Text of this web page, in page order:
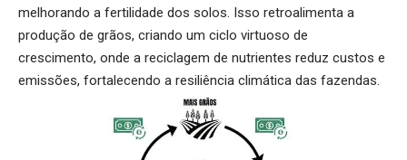
melhorando a fertilidade dos solos. Isso retroalimenta a
produção de grãos, criando um ciclo virtuoso de
crescimento, onde a reciclagem de nutrientes reduz custos e
emissões, fortalecendo a resiliência climática das fazendas.